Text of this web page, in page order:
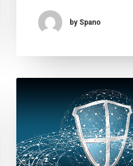
by Spano